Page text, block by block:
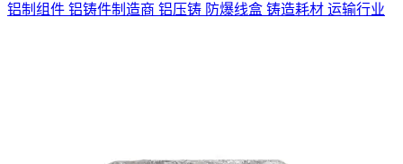
铝制组件 铝铸件制造商 铝压铸 防爆线盒 铸造耗材 运输行业